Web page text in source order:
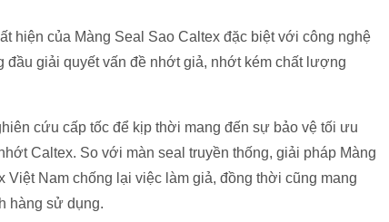
hiện của Màng Seal Sao Caltex đặc biệt với công nghệ
giải quyết vấn đề nhớt giả, nhớt kém chất lượng
cứu cấp tốc để kịp thời mang đến sự bảo vệ tối ưu
Caltex. So với màn seal truyền thống, giải pháp Màng
Nam chống lại việc làm giả, đồng thời cũng mang
hàng sử dụng.